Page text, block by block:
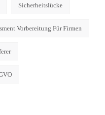
Sicherheitslücke
Vorbereitung Für Firmen